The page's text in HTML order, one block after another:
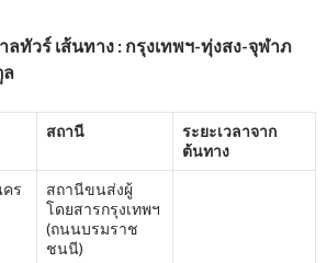
ทัวร์ เส้นทาง : กรุงเทพฯ-ทุ่งสง-จุฬาภ
สถานี
ระยะเวลาจาก
ต้นทาง
คร
สถานีขนส่งผู้
โดยสารกรุงเทพฯ
(ถนนบรมราช
ชนนี)